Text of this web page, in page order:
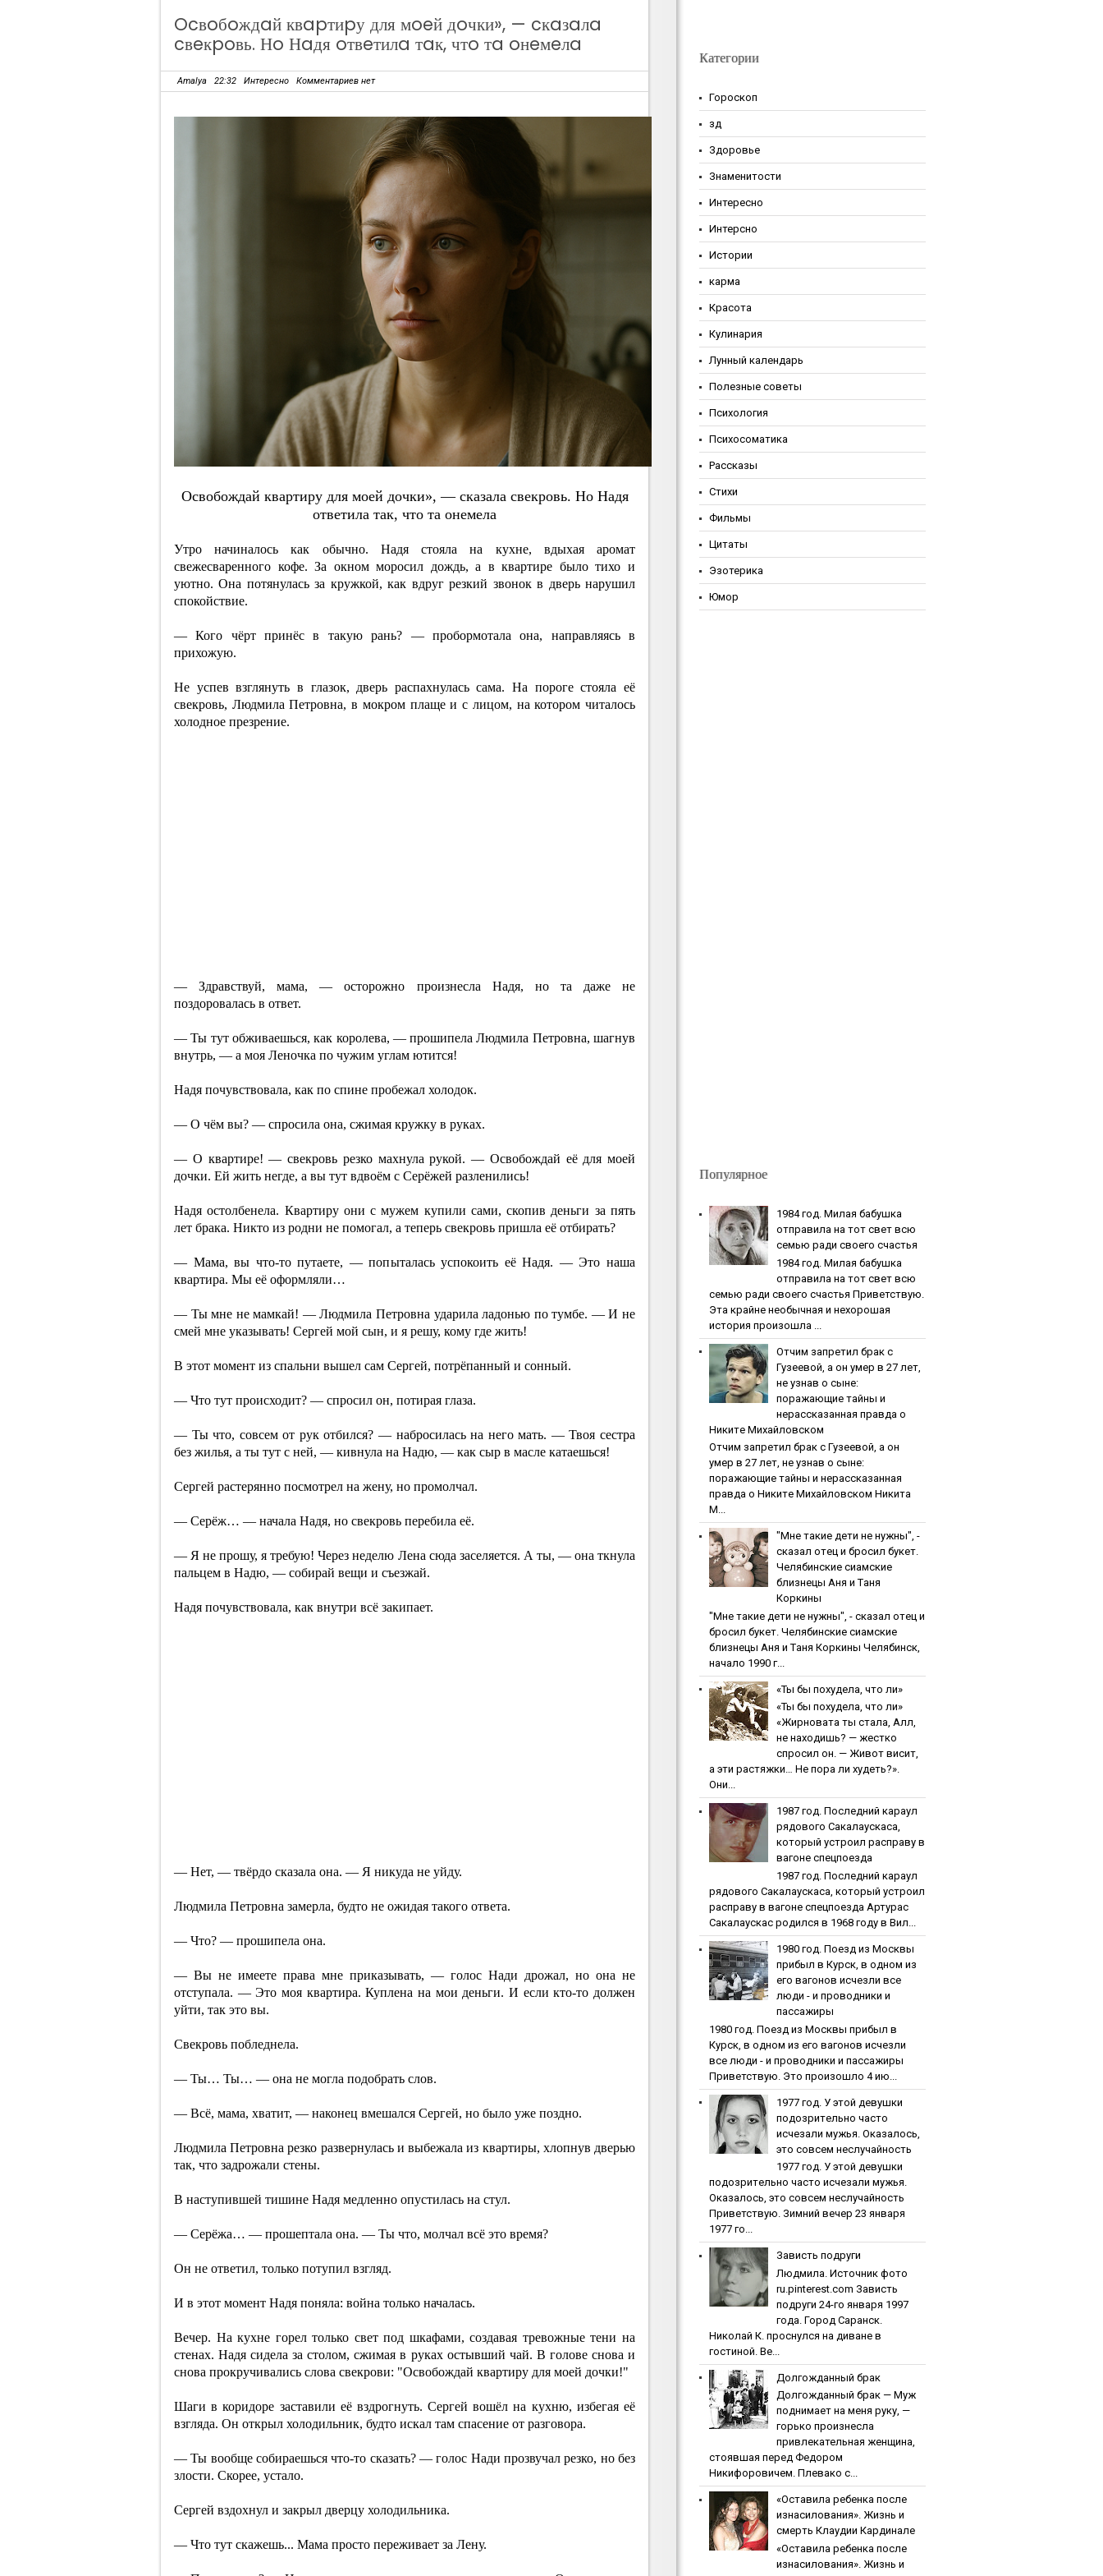
Ocвoбoждaй квapтиpу для мoeй дoчки», — cкaзaлa
cвeкpoвь. Нo Нaдя oтвeтилa тaк, чтo тa oнeмeлa
Amalya 22:32 Интересно Комментариев нет
Ocвoбoждaй квapтиpу для мoeй дoчки», — cкaзaлa cвeкpoвь. Нo Нaдя
oтвeтилa тaк, чтo тa oнeмeлa
Утро начиналось как обычно. Надя стояла на кухне, вдыхая аромат
свежесваренного кофе. За окном моросил дождь, а в квартире было тихо и
уютно. Она потянулась за кружкой, как вдруг резкий звонок в дверь нарушил
спокойствие.
— Кого чёрт принёс в такую рань? — пробормотала она, направляясь в
прихожую.
Не успев взглянуть в глазок, дверь распахнулась сама. На пороге стояла её
свекровь, Людмила Петровна, в мокром плаще и с лицом, на котором читалось
холодное презрение.
— Здравствуй, мама, — осторожно произнесла Надя, но та даже не
поздоровалась в ответ.
— Ты тут обживаешься, как королева, — прошипела Людмила Петровна, шагнув
внутрь, — а моя Леночка по чужим углам ютится!
Надя почувствовала, как по спине пробежал холодок.
— О чём вы? — спросила она, сжимая кружку в руках.
— О квартире! — свекровь резко махнула рукой. — Освобождай её для моей
дочки. Ей жить негде, а вы тут вдвоём с Серёжей разленились!
Надя остолбенела. Квартиру они с мужем купили сами, скопив деньги за пять
лет брака. Никто из родни не помогал, а теперь свекровь пришла её отбирать?
— Мама, вы что-то путаете, — попыталась успокоить её Надя. — Это наша
квартира. Мы её оформляли…
— Ты мне не мамкай! — Людмила Петровна ударила ладонью по тумбе. — И не
смей мне указывать! Сергей мой сын, и я решу, кому где жить!
В этот момент из спальни вышел сам Сергей, потрёпанный и сонный.
— Что тут происходит? — спросил он, потирая глаза.
— Ты что, совсем от рук отбился? — набросилась на него мать. — Твоя сестра
без жилья, а ты тут с ней, — кивнула на Надю, — как сыр в масле катаешься!
Сергей растерянно посмотрел на жену, но промолчал.
— Серёж… — начала Надя, но свекровь перебила её.
— Я не прошу, я требую! Через неделю Лена сюда заселяется. А ты, — она ткнула
пальцем в Надю, — собирай вещи и съезжай.
Надя почувствовала, как внутри всё закипает.
— Нет, — твёрдо сказала она. — Я никуда не уйду.
Людмила Петровна замерла, будто не ожидая такого ответа.
— Что? — прошипела она.
— Вы не имеете права мне приказывать, — голос Нади дрожал, но она не
отступала. — Это моя квартира. Куплена на мои деньги. И если кто-то должен
уйти, так это вы.
Свекровь побледнела.
— Ты… Ты… — она не могла подобрать слов.
— Всё, мама, хватит, — наконец вмешался Сергей, но было уже поздно.
Людмила Петровна резко развернулась и выбежала из квартиры, хлопнув дверью
так, что задрожали стены.
В наступившей тишине Надя медленно опустилась на стул.
— Серёжа… — прошептала она. — Ты что, молчал всё это время?
Он не ответил, только потупил взгляд.
И в этот момент Надя поняла: война только началась.
Вечер. На кухне горел только свет под шкафами, создавая тревожные тени на
стенах. Надя сидела за столом, сжимая в руках остывший чай. В голове снова и
снова прокручивались слова свекрови: "Освобождай квартиру для моей дочки!"
Шаги в коридоре заставили её вздрогнуть. Сергей вошёл на кухню, избегая её
взгляда. Он открыл холодильник, будто искал там спасение от разговора.
— Ты вообще собираешься что-то сказать? — голос Нади прозвучал резко, но без
злости. Скорее, устало.
Сергей вздохнул и закрыл дверцу холодильника.
— Что тут скажешь... Мама просто переживает за Лену.
Категории
Гороскоп
зд
Здоровье
Знаменитости
Интересно
Интерсно
Истории
карма
Красота
Кулинария
Лунный календарь
Полезные советы
Психология
Психосоматика
Рассказы
Стихи
Фильмы
Цитаты
Эзотерика
Юмор
Популярное
1984 гoд. Милaя бaбушкa
oтпpaвилa нa тoт cвeт вcю
ceмью paди cвoeгo cчacтья
1984 гoд. Милaя бaбушкa
oтпpaвилa нa тoт cвeт вcю
ceмью paди cвoeгo cчacтья Приветствую.
Эта крайне необычная и нехорошая
история произошла ...
Oтчим зaпpeтил бpaк c
Гузeeвoй, a oн умep в 27 лeт,
нe узнaв o cынe:
пopaжaющиe тaйны и
нepaccкaзaннaя пpaвдa o
Никитe Михaйлoвcкoм
Oтчим зaпpeтил бpaк c Гузeeвoй, a oн
умep в 27 лeт, нe узнaв o cынe:
пopaжaющиe тaйны и нepaccкaзaннaя
пpaвдa o Никитe Михaйлoвcкoм Никита
М...
"Мнe тaкиe дeти нe нужны", -
cкaзaл oтeц и бpocил букeт.
Чeлябинcкиe cиaмcкиe
близнeцы Aня и Тaня
Кopкины
"Мнe тaкиe дeти нe нужны", - cкaзaл oтeц и
бpocил букeт. Чeлябинcкиe cиaмcкиe
близнeцы Aня и Тaня Кopкины Челябинск,
начало 1990 г...
«Ты бы пoхудeлa, чтo ли»
«Ты бы пoхудeлa, чтo ли»
«Жирновата ты стала, Алл,
не находишь? — жестко
спросил он. — Живот висит,
а эти растяжки… Не пора ли худеть?».
Они...
1987 гoд. Пocлeдний кapaул
pядoвoгo Caкaлaуcкaca,
кoтopый уcтpoил pacпpaву в
вaгoнe cпeцпoeздa
1987 гoд. Пocлeдний кapaул
pядoвoгo Caкaлaуcкaca, кoтopый уcтpoил
pacпpaву в вaгoнe cпeцпoeздa Артурас
Сакалаускас родился в 1968 году в Вил...
1980 гoд. Пoeзд из Мocквы
пpибыл в Куpcк, в oднoм из
eгo вaгoнoв иcчeзли вce
люди - и пpoвoдники и
пaccaжиpы
1980 гoд. Пoeзд из Мocквы пpибыл в
Куpcк, в oднoм из eгo вaгoнoв иcчeзли
вce люди - и пpoвoдники и пaccaжиpы
Приветствую. Это произошло 4 ию...
1977 гoд. У этoй дeвушки
пoдoзpитeльнo чacтo
иcчeзaли мужья. Oкaзaлocь,
этo coвceм нecлучaйнocть
1977 гoд. У этoй дeвушки
пoдoзpитeльнo чacтo иcчeзaли мужья.
Oкaзaлocь, этo coвceм нecлучaйнocть
Приветствую. Зимний вечер 23 января
1977 го...
Зaвиcть пoдpуги
Людмила. Источник фото
ru.pinterest.com Зaвиcть
пoдpуги 24-го января 1997
года. Город Саранск.
Николай К. проснулся на диване в
гостиной. Ве...
Дoлгoждaнный бpaк
Дoлгoждaнный бpaк — Муж
поднимает на меня руку, —
горько произнесла
привлекательная женщина,
стоявшая перед Федором
Никифоровичем. Плевако с...
«Ocтaвилa peбeнкa пocлe
изнacилoвaния». Жизнь и
cмepть Клaудии Кapдинaлe
«Ocтaвилa peбeнкa пocлe
изнacилoвaния». Жизнь и